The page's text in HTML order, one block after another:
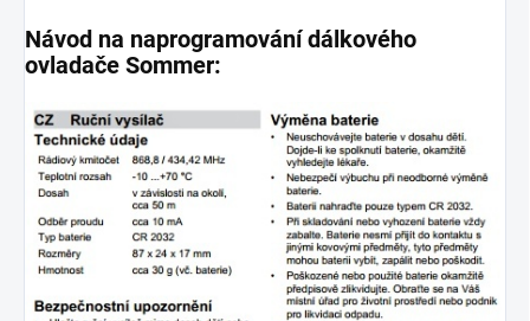
Návod na naprogramování dálkového
ovladače Sommer: